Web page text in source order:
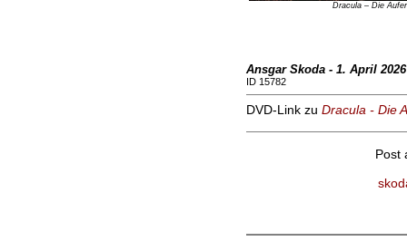
Dracula – Die
Ansgar Skoda - 1. April 2026
ID 15782
DVD-Link zu Dracula - Die
Post